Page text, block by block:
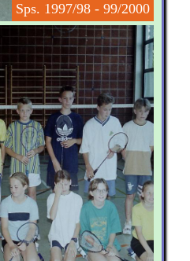
Sps. 1997/98 - 99/2000